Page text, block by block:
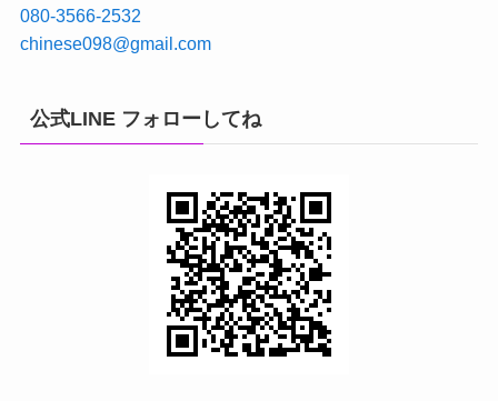
080-3566-2532
chinese098@gmail.com
公式LINE フォローしてね